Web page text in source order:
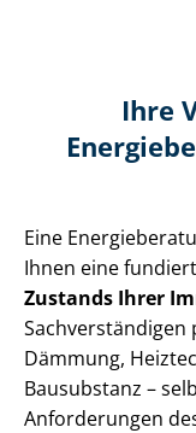
Ihre
Eine
Ihnen eine
Zustands Ihrer
Sach­ver­stän­di­gen
Dämmung,
Bausubstanz –
Anforderungen